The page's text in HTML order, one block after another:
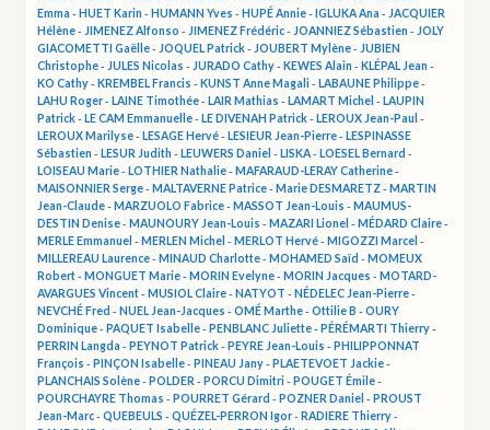
Emma - HUET Karin - HUMANN Yves - HUPÉ Annie- IGLUKA Ana - JACQUIER
Hélène- JIMENEZ Alfonso - JIMENEZ Frédéric- JOANNIEZ Sébastien - JOLY
GIACOMETTI Gaëlle- JOQUEL Patrick- JOUBERT Mylène- JUBIEN
Christophe- JULES Nicolas - JURADO Cathy- KEWES Alain - KLÉPAL Jean -
KO Cathy- KREMBEL Francis - KUNST Anne Magali - LABAUNE Philippe-
LAHU Roger- LAINE Timothée- LAIR Mathias - LAMART Michel - LAUPIN
Patrick- LE CAM Emmanuelle- LE DIVENAH Patrick- LEROUX Jean-Paul -
LEROUX Marilyse- LESAGE Hervé- LESIEUR Jean-Pierre- LESPINASSE
Sébastien - LESUR Judith - LEUWERS Daniel - LISKA- LOESEL Bernard -
LOISEAU Marie- LOTHIER Nathalie- MAFARAUD-LERAY Catherine-
MAISONNIER Serge- MALTAVERNE Patrice- Marie DESMARETZ- MARTIN
Jean-Claude- MARZUOLO Fabrice- MASSOT Jean-Louis - MAUMUS-
DESTIN Denise- MAUNOURY Jean-Louis - MAZARI Lionel - MÉDARD Claire-
MERLE Emmanuel - MERLEN Michel - MERLOT Hervé- MIGOZZI Marcel -
MILLEREAU Laurence- MINAUD Charlotte- MOHAMED Saïd - MOMEUX
Robert- MONGUET Marie- MORIN Evelyne- MORIN Jacques - MOTARD-
AVARGUES Vincent- MUSIOL Claire- NATYOT - NÉDELEC Jean-Pierre-
NEVCHÉ Fred - NUEL Jean-Jacques -OMÉ Marthe-Ottilie B -OURY
Dominique- PAQUET Isabelle- PENBLANC Juliette- PÉRÉMARTI Thierry-
PERRIN Langda - PEYNOT Patrick- PEYRE Jean-Louis - PHILIPPONNAT
François - PINÇON Isabelle- PINEAU Jany- PLAETEVOET Jackie-
PLANCHAIS Solène- POLDER - PORCU Dimitri - POUGET Émile-
POURCHAYRE Thomas - POURRET Gérard - POZNER Daniel - PROUST
Jean-Marc-QUEBEULS -QUÉZEL-PERRON Igor- RADIERE Thierry-